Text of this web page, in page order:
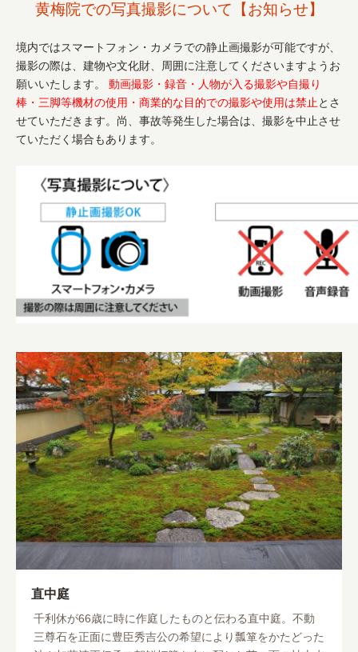
黄梅院での写真撮影について【お知らせ】
境内ではスマートフォン・カメラでの静止画撮影が可能ですが、
撮影の際は、建物や文化財、周囲に注意してくださいますようお
願いいたします。 動画撮影・録音・人物が入る撮影や自撮り
棒・三脚等機材の使用・商業的な目的での撮影や使用は禁止 とさ
せていただきます。尚、事故等発生した場合は、撮影を中止させ
ていただく場合もあります。
直中庭
千利休が66歳に時に作庭したものと伝わる直中庭。不動
三尊石を正面に豊臣秀吉公の希望により瓢箪をかたどった